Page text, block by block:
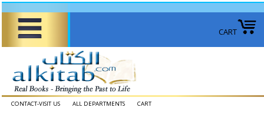
CART
CONTACT-VISIT US ALL DEPARTMENTS CART